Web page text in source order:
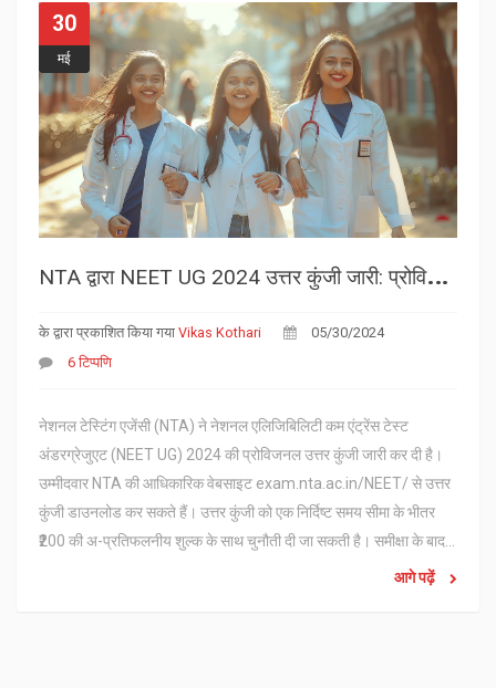
30
मई
N
TA द्वारा NEET UG 2024 उत्तर कुंजी जारी: प्रोविजनल उत्तर कुंजी कैसे डाउनलोड करें
के द्वारा प्रकाशित किया गया Vikas Kothari
05/30/2024
6 टिप्पणि
नेशनल टेस्टिंग एजेंसी (NTA) ने नेशनल एलिजिबिलिटी कम एंट्रेंस टेस्ट
अंडरग्रेजुएट (NEET UG) 2024 की प्रोविजनल उत्तर कुंजी जारी कर दी है।
उम्मीदवार NTA की आधिकारिक वेबसाइट exam.nta.ac.in/NEET/ से उत्तर
कुंजी डाउनलोड कर सकते हैं। उत्तर कुंजी को एक निर्दिष्ट समय सीमा के भीतर
₹200 की अ-प्रतिफलनीय शुल्क के साथ चुनौती दी जा सकती है। समीक्षा के बाद
आगे पढ़ें